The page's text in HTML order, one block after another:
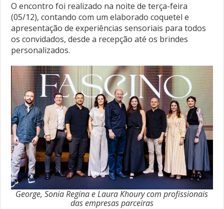
O encontro foi realizado na noite de terça-feira
(05/12), contando com um elaborado coquetel e
apresentação de experiências sensoriais para todos
os convidados, desde a recepção até os brindes
personalizados.
George, Sonia Regina e Laura Khoury com profissionais
das empresas parceiras